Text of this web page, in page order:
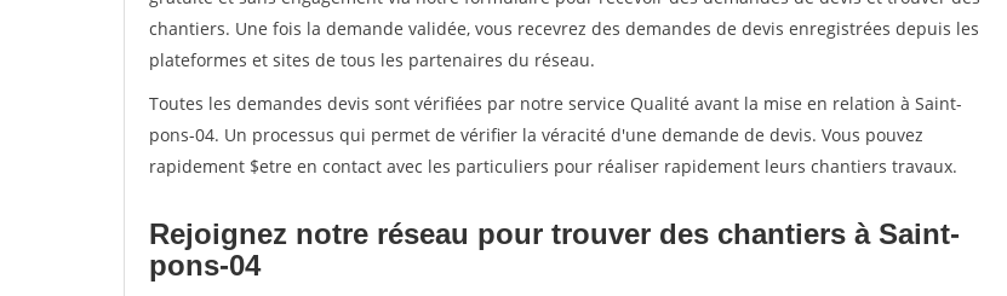
chantiers. Une fois la demande validée, vous recevrez des demandes de devis enregistrées depuis les
plateformes et sites de tous les partenaires du réseau.
Toutes les demandes devis sont vérifiées par notre service Qualité avant la mise en relation à Saint-
pons-04. Un processus qui permet de vérifier la véracité d'une demande de devis. Vous pouvez
rapidement $etre en contact avec les particuliers pour réaliser rapidement leurs chantiers travaux.
Rejoignez notre réseau pour trouver des chantiers à Saint-
pons-04